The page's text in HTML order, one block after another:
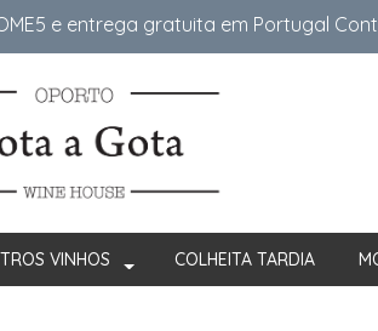
e entrega gratuita em Portugal
VINHOS COLHEITA TARDIA